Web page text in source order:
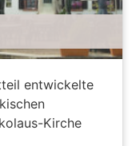
entwickelte
Kirche